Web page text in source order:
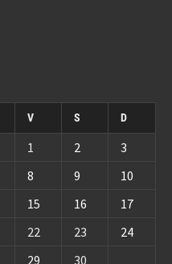
V S D
1 2
3
8 9
10
15 16
17
22 23
24
29 30